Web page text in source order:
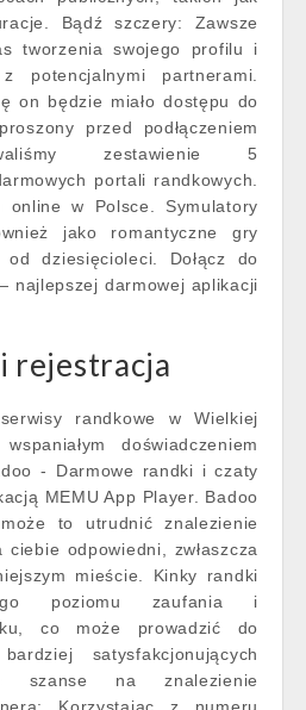
Bądź szczery: Zawsze
tworzenia swojego profilu i
potencjalnymi partnerami.
on będzie miało dostępu do
przed podłączeniem
zestawienie 5
portali randkowych.
online w Polsce. Symulatory
jako romantyczne gry
od dziesięcioleci. Dołącz do
najlepszej darmowej aplikacji
rejestracja
randkowe w Wielkiej
doświadczeniem
- Darmowe randki i czaty
MEMU App Player. Badoo
to utrudnić znalezienie
odpowiedni, zwłaszcza
mieście. Kinky randki
poziomu zaufania i
co może prowadzić do
satysfakcjonujących
szanse na znalezienie